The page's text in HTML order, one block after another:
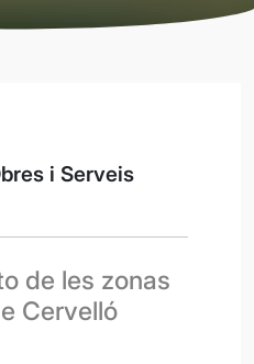
i Serveis
de les zonas
Cervelló